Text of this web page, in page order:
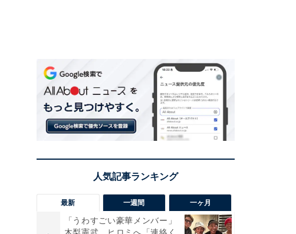
最新 一週間 一ヶ月
「うわすごい豪華メンバー」